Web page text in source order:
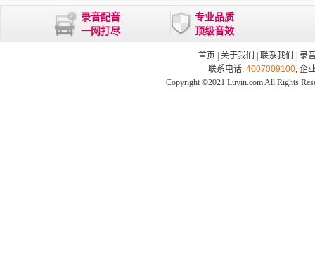
录音配音
一网打尽
专业品质
顶级音效
首页 关于我们 联系我们
录
联系电话: 4007009100, 企
Copyright ©2021 Luyin.com All Rights